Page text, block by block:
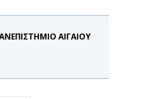
ΑΙΓΑΙΟΥ